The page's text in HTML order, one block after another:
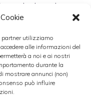
partner utilizziamo
alle informazioni del
a noi e ai nostri
durante la
mostrare annunci (non)
può influire
si sta
che evidenzia
tra 1.3040
cambio potrà,
decisione
della